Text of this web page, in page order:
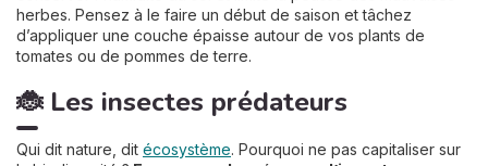
herbes. Pensez à le faire un début de saison et tâchez
d’appliquer une couche épaisse autour de vos plants de
tomates ou de pommes de terre.
🐞 Les insectes prédateurs
Qui dit nature, dit écosystème. Pourquoi ne pas capitaliser sur